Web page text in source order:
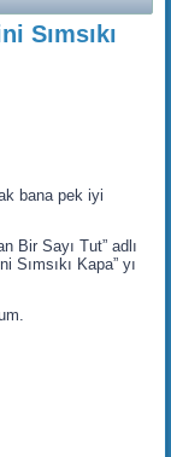
Sımsıkı
bana pek iyi
Bir Sayı Tut” adlı
Sımsıkı Kapa” yı